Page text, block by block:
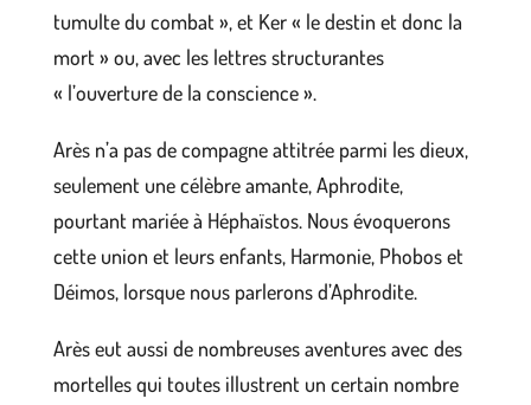
tumulte du combat », et Ker « le destin et donc la
mort » ou, avec les lettres structurantes
« l’ouverture de la conscience ».
Arès n’a pas de compagne attitrée parmi les dieux,
seulement une célèbre amante, Aphrodite,
pourtant mariée à Héphaïstos. Nous évoquerons
cette union et leurs enfants, Harmonie, Phobos et
Déimos, lorsque nous parlerons d’Aphrodite.
Arès eut aussi de nombreuses aventures avec des
mortelles qui toutes illustrent un certain nombre